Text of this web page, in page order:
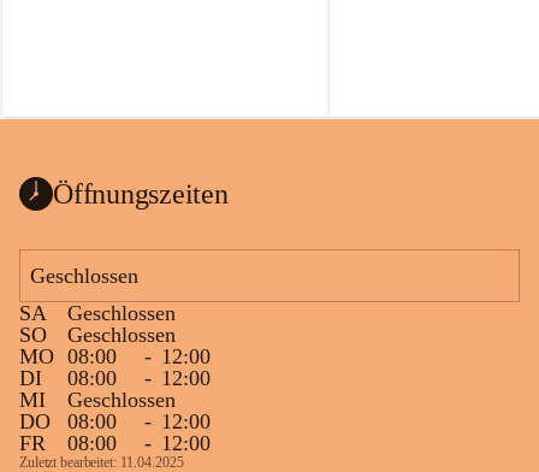
Öffnungszeiten
Geschlossen
SA
Geschlossen
SO
Geschlossen
MO 08:00 - 12:00
DI
08:00 - 12:00
MI
Geschlossen
DO
08:00 - 12:00
FR
08:00 - 12:00
Zuletzt bearbeitet: 11.04.2025